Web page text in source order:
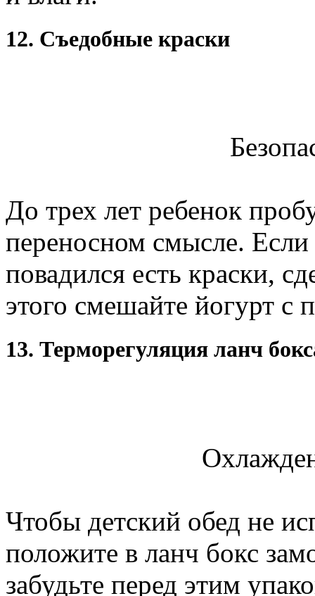
12. Съедобные краски
До трех лет ребенок
переносном смысле.
повадился есть краски,
этого смешайте йогурт с
13. Терморегуляция ланч
Чтобы детский обед не
положите в ланч бокс
забудьте перед этим